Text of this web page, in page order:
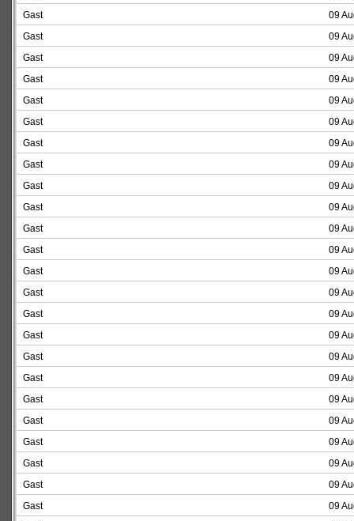
Gast
09
Gast
09
Gast
09
Gast
09
Gast
09
Gast
09
Gast
09
Gast
09
Gast
09
Gast
09
Gast
09
Gast
09
Gast
09
Gast
09
Gast
09
Gast
09
Gast
09
Gast
09
Gast
09
Gast
09
Gast
09
Gast
09
Gast
09
Gast
09